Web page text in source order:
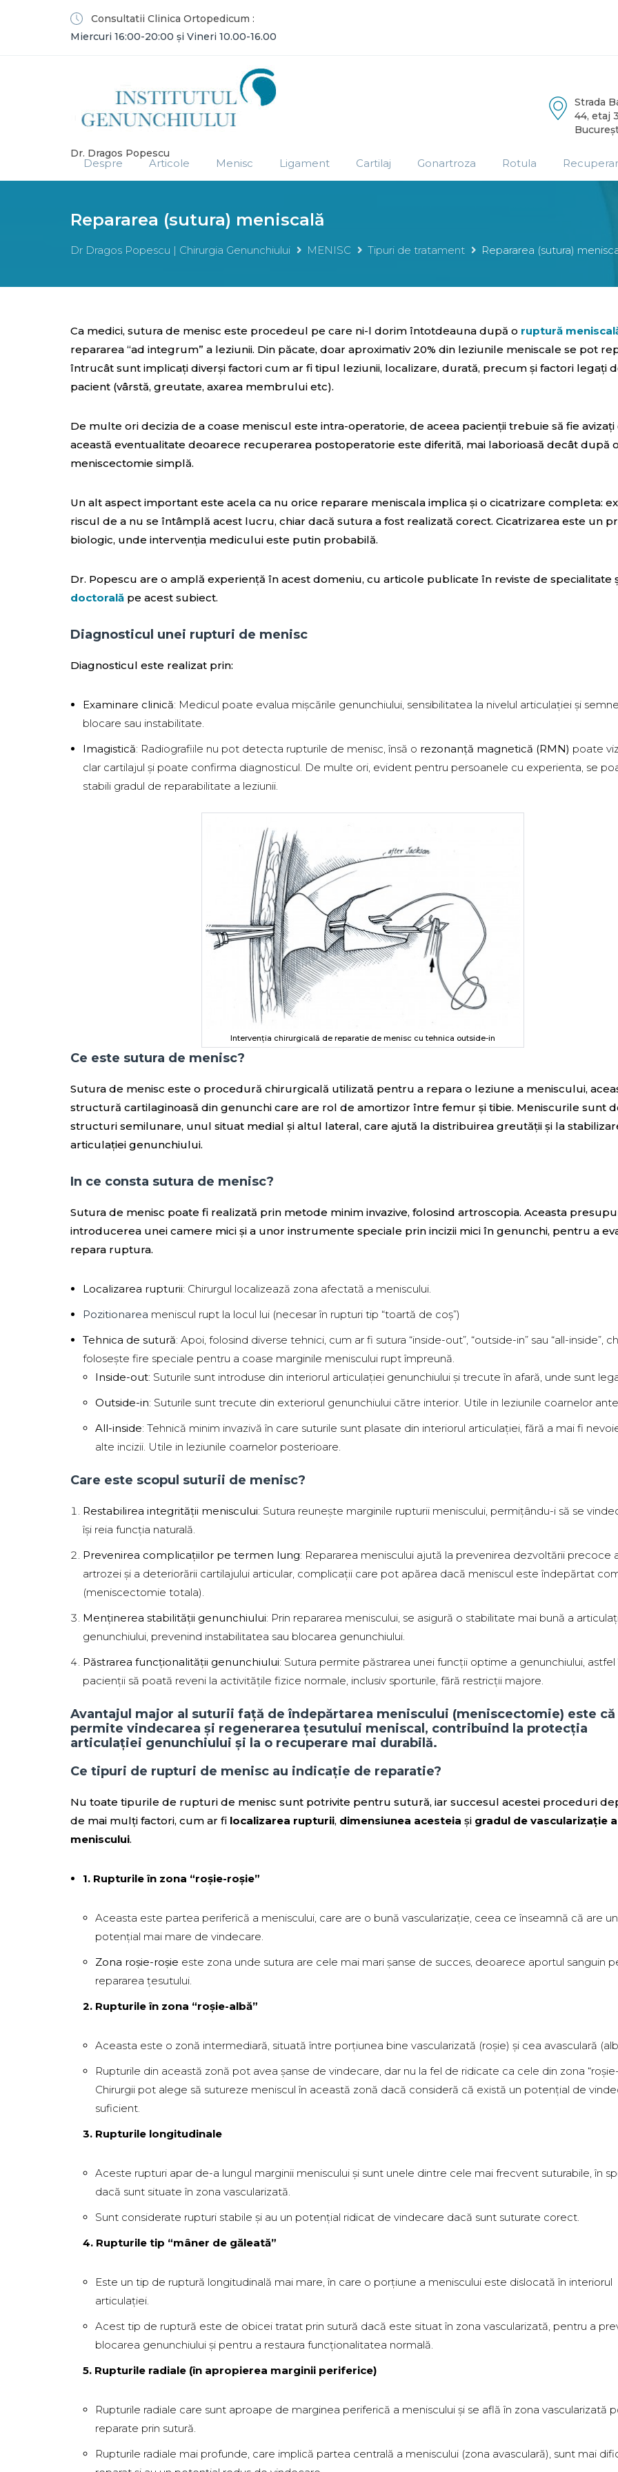
Consultatii Clinica Ortopedicum :
Miercuri 16:00-20:00 și Vineri 10.00-16.00
Dr. Dragos Popescu
Strada
44, etaj
Despre Articole Menisc Ligament Cartilaj Gonartroza Rotula
Repararea (sutura) meniscală
Dr Dragos Popescu | Chirurgia Genunchiului MENISC Tipuri de tratament Repararea (sutura)
Ca medici, sutura de menisc este procedeul pe care ni-l dorim întotdeauna după o ruptură
repararea “ad integrum” a leziunii. Din păcate, doar aproximativ 20% din leziunile meniscale se pot
întrucât sunt implicați diverși factori cum ar fi tipul leziunii, localizare, durată, precum și factori legați
pacient (vârstă, greutate, axarea membrului etc).
De multe ori decizia de a coase meniscul este intra-operatorie, de aceea pacienții trebuie să fie avizați
această eventualitate deoarece recuperarea postoperatorie este diferită, mai laborioasă decât după o
meniscectomie simplă.
Un alt aspect important este acela ca nu orice reparare meniscala implica și o cicatrizare completa:
riscul de a nu se întâmplă acest lucru, chiar dacă sutura a fost realizată corect. Cicatrizarea este un
biologic, unde intervenția medicului este putin probabilă.
Dr. Popescu are o amplă experiență în acest domeniu, cu articole publicate în reviste de specialitate
doctorală pe acest subiect.
Diagnosticul unei rupturi de menisc
Diagnosticul este realizat prin:
Examinare clinică: Medicul poate evalua mișcările genunchiului, sensibilitatea la nivelul articulației și
blocare sau instabilitate.
Imagistică: Radiografiile nu pot detecta rupturile de menisc, însă o rezonanță magnetică (RMN) poate
clar cartilajul și poate confirma diagnosticul. De multe ori, evident pentru persoanele cu experienta, se
stabili gradul de reparabilitate a leziunii.
Intervenția chirurgicală de reparatie de menisc cu tehnica outside-in
Ce este sutura de menisc?
Sutura de menisc este o procedură chirurgicală utilizată pentru a repara o leziune a meniscului,
structură cartilaginoasă din genunchi care are rol de amortizor între femur și tibie. Meniscurile sunt
structuri semilunare, unul situat medial și altul lateral, care ajută la distribuirea greutății și la
articulației genunchiului.
In ce consta sutura de menisc?
Sutura de menisc poate fi realizată prin metode minim invazive, folosind artroscopia. Aceasta
introducerea unei camere mici și a unor instrumente speciale prin incizii mici în genunchi, pentru a
repara ruptura.
Localizarea rupturii: Chirurgul localizează zona afectată a meniscului.
Pozitionarea meniscul rupt la locul lui (necesar în rupturi tip “toartă de coș”)
Tehnica de sutură: Apoi, folosind diverse tehnici, cum ar fi sutura “inside-out”, “outside-in” sau “all-inside”,
folosește fire speciale pentru a coase marginile meniscului rupt împreună.
Inside-out: Suturile sunt introduse din interiorul articulației genunchiului și trecute în afară, unde sunt
Outside-in: Suturile sunt trecute din exteriorul genunchiului către interior. Utile in leziunile coarnelor
All-inside: Tehnică minim invazivă în care suturile sunt plasate din interiorul articulației, fără a mai fi
alte incizii. Utile in leziunile coarnelor posterioare.
Care este scopul suturii de menisc?
Restabilirea integrității meniscului: Sutura reunește marginile rupturii meniscului, permițându-i să se
își reia funcția naturală.
Prevenirea complicațiilor pe termen lung: Repararea meniscului ajută la prevenirea dezvoltării precoce
artrozei și a deteriorării cartilajului articular, complicații care pot apărea dacă meniscul este îndepărtat
(meniscectomie totala).
Menținerea stabilității genunchiului: Prin repararea meniscului, se asigură o stabilitate mai bună a
genunchiului, prevenind instabilitatea sau blocarea genunchiului.
Păstrarea funcționalității genunchiului: Sutura permite păstrarea unei funcții optime a genunchiului,
pacienții să poată reveni la activitățile fizice normale, inclusiv sporturile, fără restricții majore.
Avantajul major al suturii față de îndepărtarea meniscului (meniscectomie) este că
permite vindecarea și regenerarea țesutului meniscal, contribuind la protecția
articulației genunchiului și la o recuperare mai durabilă.
Ce tipuri de rupturi de menisc au indicație de reparatie?
Nu toate tipurile de rupturi de menisc sunt potrivite pentru sutură, iar succesul acestei proceduri
de mai mulți factori, cum ar fi localizarea rupturii, dimensiunea acesteia și gradul de vascularizație a
meniscului.
1. Rupturile în zona “roșie-roșie”
Aceasta este partea periferică a meniscului, care are o bună vascularizație, ceea ce înseamnă că are un
potențial mai mare de vindecare.
Zona roșie-roșie este zona unde sutura are cele mai mari șanse de succes, deoarece aportul sanguin
repararea țesutului.
2. Rupturile în zona “roșie-albă”
Aceasta este o zonă intermediară, situată între porțiunea bine vascularizată (roșie) și cea avasculară
Rupturile din această zonă pot avea șanse de vindecare, dar nu la fel de ridicate ca cele din zona “roșie-
Chirurgii pot alege să sutureze meniscul în această zonă dacă consideră că există un potențial de
suficient.
3. Rupturile longitudinale
Aceste rupturi apar de-a lungul marginii meniscului și sunt unele dintre cele mai frecvent suturabile, în
dacă sunt situate în zona vascularizată.
Sunt considerate rupturi stabile și au un potențial ridicat de vindecare dacă sunt suturate corect.
4. Rupturile tip “mâner de găleată”
Este un tip de ruptură longitudinală mai mare, în care o porțiune a meniscului este dislocată în interiorul
articulației.
Acest tip de ruptură este de obicei tratat prin sutură dacă este situat în zona vascularizată, pentru a
blocarea genunchiului și pentru a restaura funcționalitatea normală.
5. Rupturile radiale (în apropierea marginii periferice)
Rupturile radiale care sunt aproape de marginea periferică a meniscului și se află în zona vascularizată
reparate prin sutură.
Rupturile radiale mai profunde, care implică partea centrală a meniscului (zona avasculară), sunt mai